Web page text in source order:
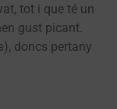
tot i que té un
gust picant.
doncs pertany